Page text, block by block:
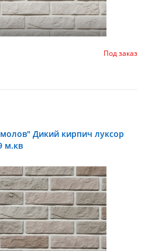
Под заказ
Дикий кирпич луксор
м.кв